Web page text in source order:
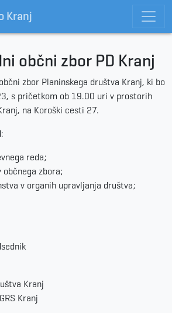
Kranj
občni zbor PD Kranj
zbor Planinskega društva Kranj, ki bo
s pričetkom ob 19.00 uri v prostorih
na Koroški cesti 27.
reda;
zbora;
v organih upravljanja društva;
Kranj
Kranj